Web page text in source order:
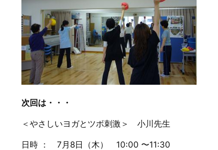
次回は・・・
＜やさしいヨガとツボ刺激＞ 小川先生
日時 ： 7月8日（木） 10:00 〜11:30